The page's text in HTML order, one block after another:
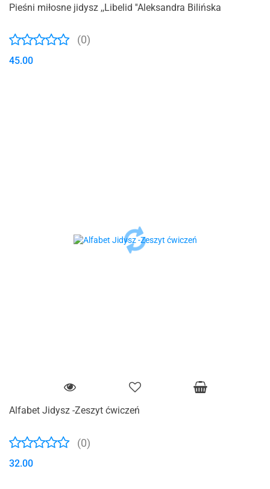
Pieśni miłosne jidysz ,,Libelid ''Aleksandra Bilińska
(0)
45.00
Alfabet Jidysz -Zeszyt ćwiczeń
(0)
32.00